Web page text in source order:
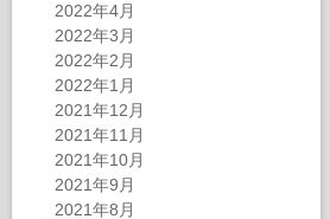
2022年4月
2022年3月
2022年2月
2022年1月
2021年12月
2021年11月
2021年10月
2021年9月
2021年8月